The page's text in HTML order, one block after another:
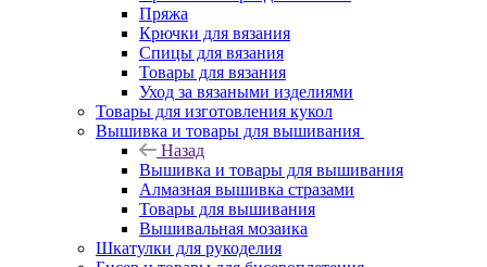
Пряжа
Крючки для вязания
Спицы для вязания
Товары для вязания
Уход за вязаными изделиями
Товары для изготовления кукол
Вышивка и товары для вышивания
Назад
Вышивка и товары для вышивания
Алмазная вышивка стразами
Товары для вышивания
Вышивальная мозаика
Шкатулки для рукоделия